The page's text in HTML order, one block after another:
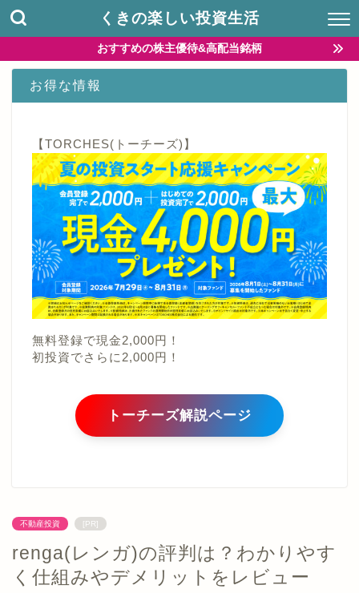
くきの楽しい投資生活
おすすめの株主優待&高配当銘柄
お得な情報
【TORCHES(トーチーズ)】
無料登録で現金2,000円！
初投資でさらに2,000円！
トーチーズ解説ページ
不動産投資 [PR]
renga(レンガ)の評判は？わかりやす
く仕組みやデメリットをレビュー